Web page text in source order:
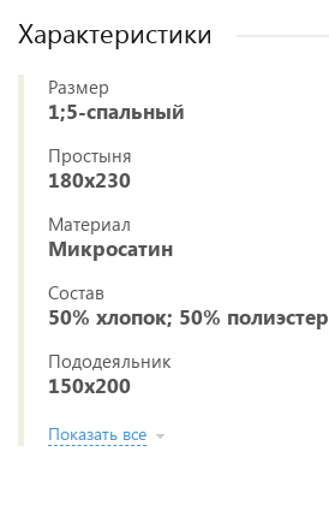
Характеристики
Размер
1;5-спальный
Простыня
180x230
Материал
Микросатин
Состав
50% хлопок; 50% полиэстер
Пододеяльник
150x200
Показать все